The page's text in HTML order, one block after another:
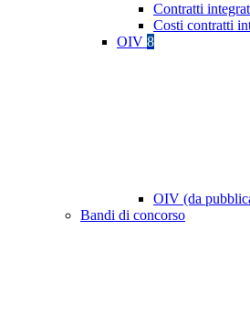
Contratti
Costi contratti
OIV 8
OIV (da
Bandi di concorso